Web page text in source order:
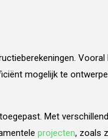
Vooral
mogelijk te
Met
projecten, zoals